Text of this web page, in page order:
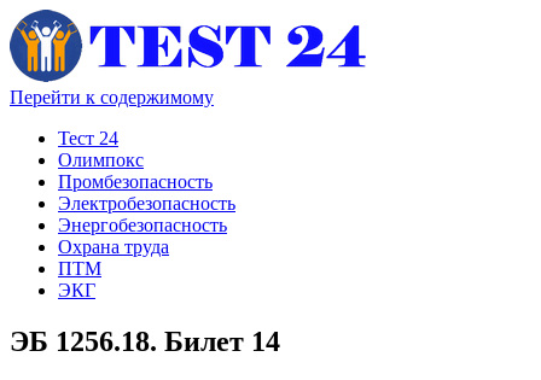
Перейти к содержимому
Тест 24
Олимпокс
Промбезопасность
Электробезопасность
Энергобезопасность
Охрана труда
ПТМ
ЭКГ
ЭБ 1256.18. Билет 14